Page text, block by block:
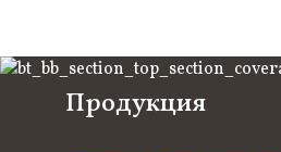
Продукция